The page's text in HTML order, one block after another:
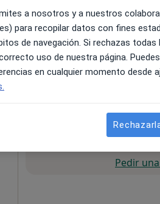
Pedir
a nosotros y a nuestros
para recopilar datos con fines
de navegación. Si rechazas
uso de nuestra página.
en cualquier momento desde